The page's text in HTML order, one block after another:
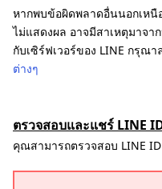
หากพบข้อผิดพลาดอื่นนอกเหนื
ไม่แสดงผล อาจมีสาเหตุมาจ
กับเซิร์ฟเวอร์ของ LINE กรุณา
ต่างๆ
ตรวจสอบและแชร์ LINE
คุณสามารถตรวจสอบ LINE